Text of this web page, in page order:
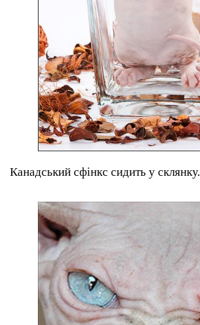
Канадський сфінкс сидить у склянку.